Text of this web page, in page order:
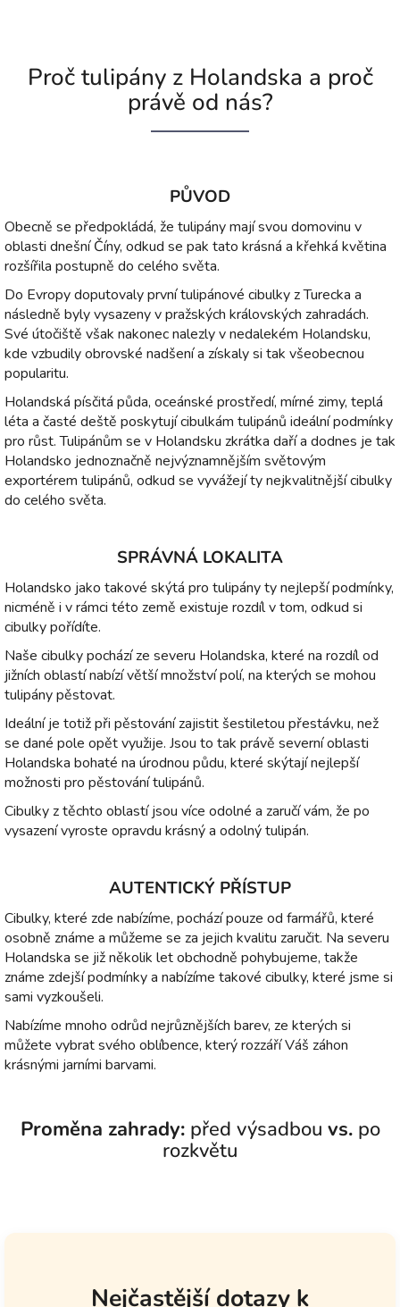
Proč tulipány z Holandska a proč
právě od nás?
PŮVOD
Obecně se předpokládá, že tulipány mají svou domovinu v
oblasti dnešní Číny, odkud se pak tato krásná a křehká květina
rozšířila postupně do celého světa.
Do Evropy doputovaly první tulipánové cibulky z Turecka a
následně byly vysazeny v pražských královských zahradách.
Své útočiště však nakonec nalezly v nedalekém Holandsku,
kde vzbudily obrovské nadšení a získaly si tak všeobecnou
popularitu.
Holandská písčitá půda, oceánské prostředí, mírné zimy, teplá
léta a časté deště poskytují cibulkám tulipánů ideální podmínky
pro růst. Tulipánům se v Holandsku zkrátka daří a dodnes je tak
Holandsko jednoznačně nejvýznamnějším světovým
exportérem tulipánů, odkud se vyvážejí ty nejkvalitnější cibulky
do celého světa.
SPRÁVNÁ LOKALITA
Holandsko jako takové skýtá pro tulipány ty nejlepší podmínky,
nicméně i v rámci této země existuje rozdíl v tom, odkud si
cibulky pořídíte.
Naše cibulky pochází ze severu Holandska, které na rozdíl od
jižních oblastí nabízí větší množství polí, na kterých se mohou
tulipány pěstovat.
Ideální je totiž při pěstování zajistit šestiletou přestávku, než
se dané pole opět využije. Jsou to tak právě severní oblasti
Holandska bohaté na úrodnou půdu, které skýtají nejlepší
možnosti pro pěstování tulipánů.
Cibulky z těchto oblastí jsou více odolné a zaručí vám, že po
vysazení vyroste opravdu krásný a odolný tulipán.
AUTENTICKÝ PŘÍSTUP
Cibulky, které zde nabízíme, pochází pouze od farmářů, které
osobně známe a můžeme se za jejich kvalitu zaručit. Na severu
Holandska se již několik let obchodně pohybujeme, takže
známe zdejší podmínky a nabízíme takové cibulky, které jsme si
sami vyzkoušeli.
Nabízíme mnoho odrůd nejrůznějších barev, ze kterých si
můžete vybrat svého oblíbence, který rozzáří Váš záhon
krásnými jarními barvami.
Proměna zahrady:před výsadbou vs.po
rozkvětu
Nejčastější dotazy k